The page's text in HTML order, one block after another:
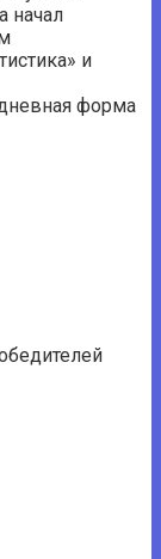
начал
и
форма